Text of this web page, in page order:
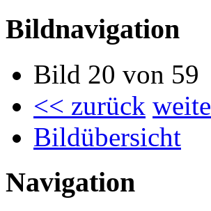
Bildnavigation
Bild 20 von 59
<< zurück
Bildübersicht
Navigation